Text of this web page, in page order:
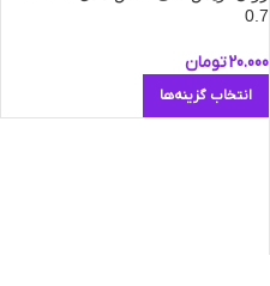
0.7
20.000تومان
انتخاب گزینه‌ها